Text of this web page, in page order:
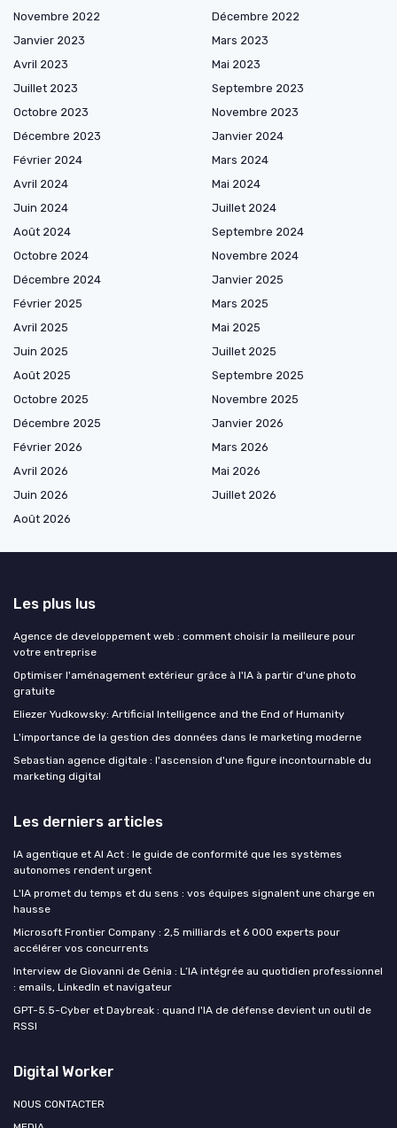
Novembre 2022
Décembre 2022
Janvier 2023
Mars 2023
Avril 2023
Mai 2023
Juillet 2023
Septembre 2023
Octobre 2023
Novembre 2023
Décembre 2023
Janvier 2024
Février 2024
Mars 2024
Avril 2024
Mai 2024
Juin 2024
Juillet 2024
Août 2024
Septembre 2024
Octobre 2024
Novembre 2024
Décembre 2024
Janvier 2025
Février 2025
Mars 2025
Avril 2025
Mai 2025
Juin 2025
Juillet 2025
Août 2025
Septembre 2025
Octobre 2025
Novembre 2025
Décembre 2025
Janvier 2026
Février 2026
Mars 2026
Avril 2026
Mai 2026
Juin 2026
Juillet 2026
Août 2026
Les plus lus
Agence de developpement web : comment choisir la meilleure pour
votre entreprise
Optimiser l'aménagement extérieur grâce à l'IA à partir d'une photo
gratuite
Eliezer Yudkowsky: Artificial Intelligence and the End of Humanity
L'importance de la gestion des données dans le marketing moderne
Sebastian agence digitale : l'ascension d'une figure incontournable du
marketing digital
Les derniers articles
IA agentique et AI Act : le guide de conformité que les systèmes
autonomes rendent urgent
L'IA promet du temps et du sens : vos équipes signalent une charge en
hausse
Microsoft Frontier Company : 2,5 milliards et 6 000 experts pour
accélérer vos concurrents
Interview de Giovanni de Génia : L’IA intégrée au quotidien professionnel
: emails, LinkedIn et navigateur
GPT-5.5-Cyber et Daybreak : quand l'IA de défense devient un outil de
RSSI
Digital Worker
NOUS CONTACTER